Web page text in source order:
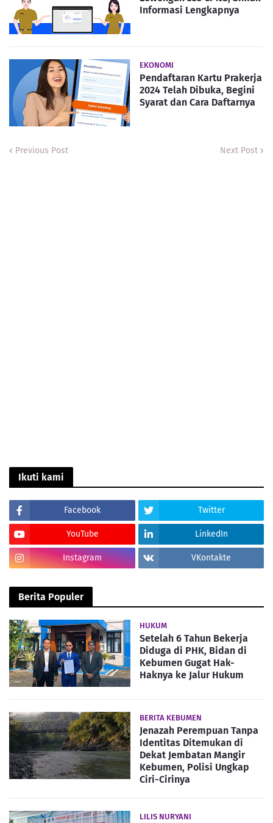
Informasi Lengkapnya
EKONOMI
Pendaftaran Kartu Prakerja
2024 Telah Dibuka, Begini
Syarat dan Cara Daftarnya
Previous Post Next Post
Ikuti kami
Facebook Twitter
YouTube LinkedIn
Instagram VKontakte
Berita Populer
HUKUM
Setelah 6 Tahun Bekerja
Diduga di PHK, Bidan di
Kebumen Gugat Hak-
Haknya ke Jalur Hukum
BERITA KEBUMEN
Jenazah Perempuan Tanpa
Identitas Ditemukan di
Dekat Jembatan Mangir
Kebumen, Polisi Ungkap
Ciri-Cirinya
LILIS NURYANI